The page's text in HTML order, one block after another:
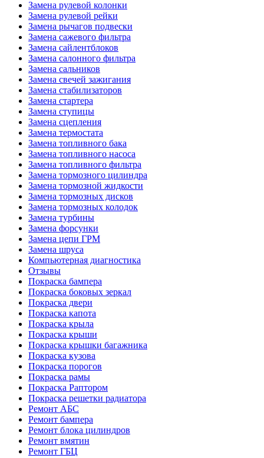
Замена рулевой колонки
Замена рулевой рейки
Замена рычагов подвески
Замена сажевого фильтра
Замена сайлентблоков
Замена салонного фильтра
Замена сальников
Замена свечей зажигания
Замена стабилизаторов
Замена стартера
Замена ступицы
Замена сцепления
Замена термостата
Замена топливного бака
Замена топливного насоса
Замена топливного фильтра
Замена тормозного цилиндра
Замена тормозной жидкости
Замена тормозных дисков
Замена тормозных колодок
Замена турбины
Замена форсунки
Замена цепи ГРМ
Замена шруса
Компьютерная диагностика
Отзывы
Покраска бампера
Покраска боковых зеркал
Покраска двери
Покраска капота
Покраска крыла
Покраска крыши
Покраска крышки багажника
Покраска кузова
Покраска порогов
Покраска рамы
Покраска Раптором
Покраска решетки радиатора
Ремонт АБС
Ремонт бампера
Ремонт блока цилиндров
Ремонт вмятин
Ремонт ГБЦ